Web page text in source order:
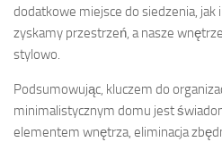
dodatkowe miejsce do siedzenia, jak
zyskamy przestrzeń, a nasze
stylowo.
Podsumowując, kluczem do
minimalistycznym domu jest
elementem wnętrza, eliminacja